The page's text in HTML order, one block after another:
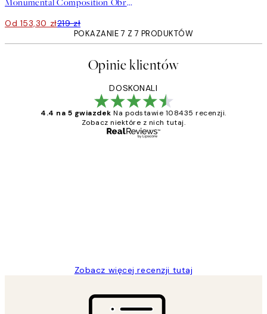
Monumental Composition Obraz na płótnie
Od 153,30 zł219 zł
POKAZANIE 7 Z 7 PRODUKTÓW
Opinie klientów
DOSKONALI
4.4 na 5 gwiazdek Na podstawie 108435 recenzji.
Zobacz niektóre z nich tutaj.
Zobacz więcej recenzji tutaj